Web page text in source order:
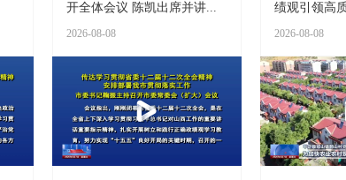
开全体会议 陈凯出席并讲...
2026-08-08
绩观引领高
2026-08-08